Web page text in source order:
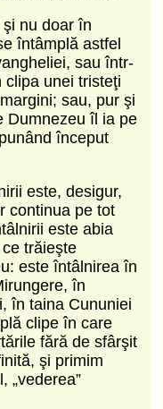
şi nu doarîn
întâmplă astfel
sau într-
unei tristeţi
sau, pur şi
Dumnezeuîl ia pe
început
este, desigur,
continua pe tot
este abia
trăieşte
este întâlnirea în
în
în taina Cununiei
clipe în care
fără de sfârşit
şi primim
„vederea”